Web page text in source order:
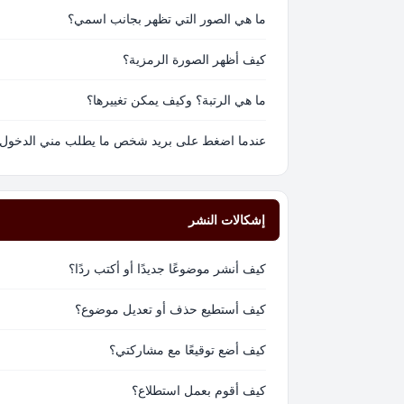
ما هي الصور التي تظهر بجانب اسمي؟
كيف أظهر الصورة الرمزية؟
ما هي الرتبة؟ وكيف يمكن تغييرها؟
عندما اضغط على بريد شخص ما يطلب مني
إشكالات النشر
كيف أنشر موضوعًا جديدًا أو أكتب ردًا؟
كيف أستطيع حذف أو تعديل موضوع؟
كيف أضع توقيعًا مع مشاركتي؟
كيف أقوم بعمل استطلاع؟